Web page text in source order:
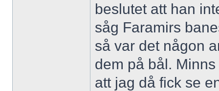
beslutet att han
såg Faramirs
så var det någon
dem på bål.
att jag då fick se